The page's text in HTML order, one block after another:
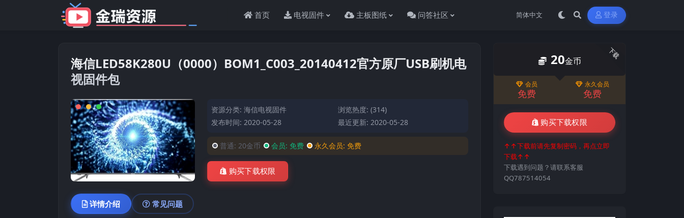
首页 电视固件 主板图纸 问答社区 登录
海信LED58K280U（0000）BOM1_C003_20140412官方原厂USB刷机电
视固件包
资源分类:海信电视固件
浏览热度: (314)
发布时间: 2020-05-28
最近更新: 2020-05-28
普通: 20金币 会员: 免费 永久会员:免费
购买下载权限
详情介绍 常见问题
下载
20金币
会员
免费
永久会员
免费
购买下载权限
↑↑下载前请先复制密码，再点立即
下载↑↑
下载遇到问题？请联系客服
QQ787514054